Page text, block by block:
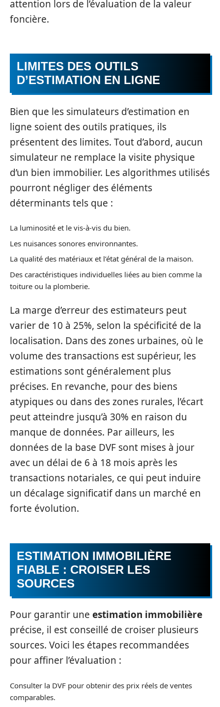
attention lors de l’évaluation de la valeur
foncière.
LIMITES DES OUTILS
D’ESTIMATION EN LIGNE
Bien que les simulateurs d’estimation en
ligne soient des outils pratiques, ils
présentent des limites. Tout d’abord, aucun
simulateur ne remplace la visite physique
d’un bien immobilier. Les algorithmes utilisés
pourront négliger des éléments
déterminants tels que :
La luminosité et le vis-à-vis du bien.
Les nuisances sonores environnantes.
La qualité des matériaux et l’état général de la maison.
Des caractéristiques individuelles liées au bien comme la
toiture ou la plomberie.
La marge d’erreur des estimateurs peut
varier de 10 à 25%, selon la spécificité de la
localisation. Dans des zones urbaines, où le
volume des transactions est supérieur, les
estimations sont généralement plus
précises. En revanche, pour des biens
atypiques ou dans des zones rurales, l’écart
peut atteindre jusqu’à 30% en raison du
manque de données. Par ailleurs, les
données de la base DVF sont mises à jour
avec un délai de 6 à 18 mois après les
transactions notariales, ce qui peut induire
un décalage significatif dans un marché en
forte évolution.
ESTIMATION IMMOBILIÈRE
FIABLE : CROISER LES
SOURCES
Pour garantir une estimation immobilière
précise, il est conseillé de croiser plusieurs
sources. Voici les étapes recommandées
pour affiner l’évaluation :
Consulter la DVF pour obtenir des prix réels de ventes
comparables.